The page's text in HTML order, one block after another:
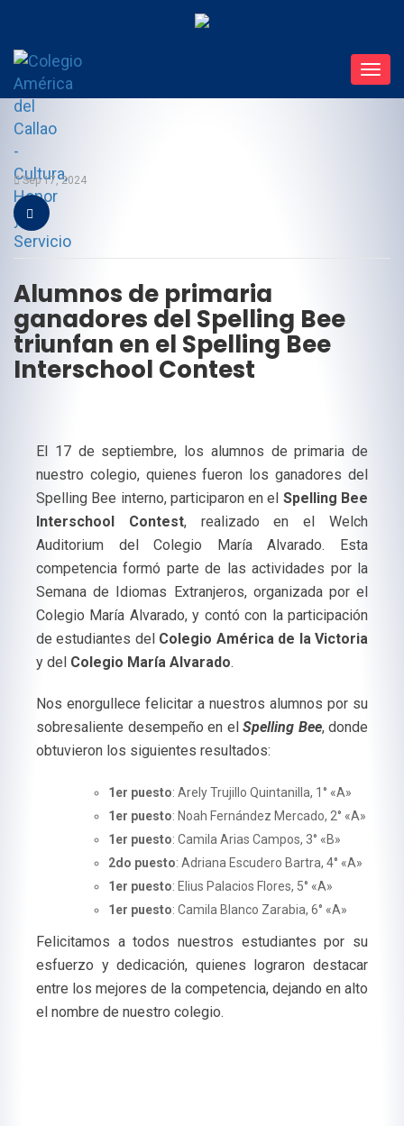
Sep 17, 2024
Alumnos de primaria
ganadores del Spelling Bee
triunfan en el Spelling Bee
Interschool Contest
El 17 de septiembre, los alumnos de primaria de
nuestro colegio, quienes fueron los ganadores del
Spelling Bee interno, participaron en el Spelling Bee
Interschool Contest, realizado en el Welch
Auditorium del Colegio María Alvarado. Esta
competencia formó parte de las actividades por la
Semana de Idiomas Extranjeros, organizada por el
Colegio María Alvarado, y contó con la participación
de estudiantes del Colegio América de la Victoria
y del Colegio María Alvarado.
Nos enorgullece felicitar a nuestros alumnos por su
sobresaliente desempeño en el Spelling Bee, donde
obtuvieron los siguientes resultados:
1er puesto: Arely Trujillo Quintanilla, 1° «A»
1er puesto: Noah Fernández Mercado, 2° «A»
1er puesto: Camila Arias Campos, 3° «B»
2do puesto: Adriana Escudero Bartra, 4° «A»
1er puesto: Elius Palacios Flores, 5° «A»
1er puesto: Camila Blanco Zarabia, 6° «A»
Felicitamos a todos nuestros estudiantes por su
esfuerzo y dedicación, quienes lograron destacar
entre los mejores de la competencia, dejando en alto
el nombre de nuestro colegio.